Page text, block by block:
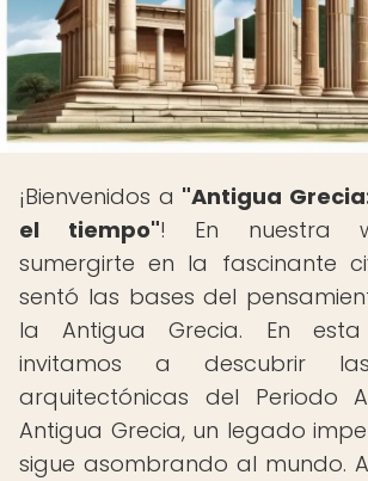
¡Bienvenidos a "Antigua
el tiempo"! En nuestra
sumergirte en la fascinante
sentó las bases del
la Antigua Grecia. En
invitamos a descubrir
arquitectónicas del Periodo
Antigua Grecia, un legado
sigue asombrando al mundo.